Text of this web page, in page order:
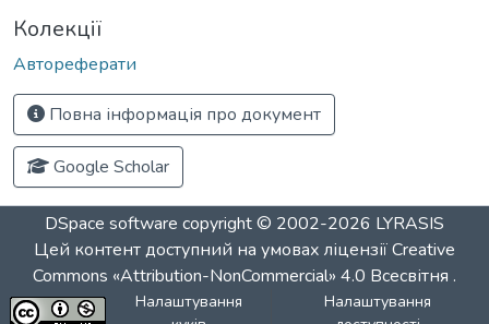
Колекції
Автореферати
Повна інформація про документ
Google Scholar
DSpace software copyright © 2002-2026 LYRASIS
Цей контент доступний на умовах ліцензіїCreative
Commons «Attribution-NonCommercial» 4.0 Всесвітня .
Налаштування
Налаштування